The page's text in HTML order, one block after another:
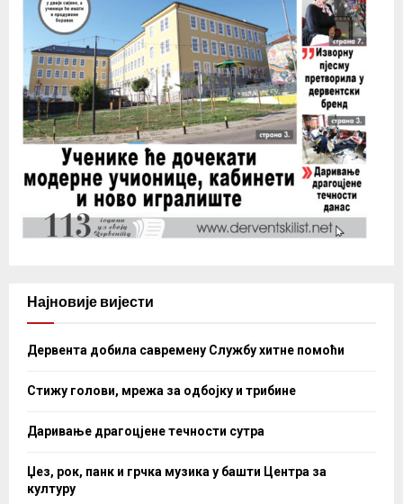
Најновије вијести
Дервента добила савремену Службу хитне помоћи
Стижу голови, мрежа за одбојку и трибине
Даривање драгоцјене течности сутра
Џез, рок, панк и грчка музика у башти Центра за
културу